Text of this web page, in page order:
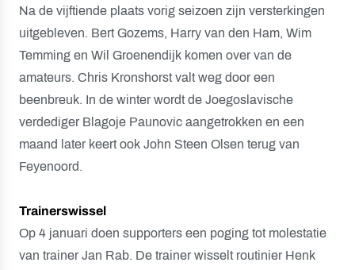
Na de vijftiende plaats vorig seizoen zijn versterkingen
uitgebleven. Bert Gozems, Harry van den Ham, Wim
Temming en Wil Groenendijk komen over van de
amateurs. Chris Kronshorst valt weg door een
beenbreuk. In de winter wordt de Joegoslavische
verdediger Blagoje Paunovic aangetrokken en een
maand later keert ook John Steen Olsen terug van
Feyenoord.
Trainerswissel
Op 4 januari doen supporters een poging tot molestatie
van trainer Jan Rab. De trainer wisselt routinier Henk